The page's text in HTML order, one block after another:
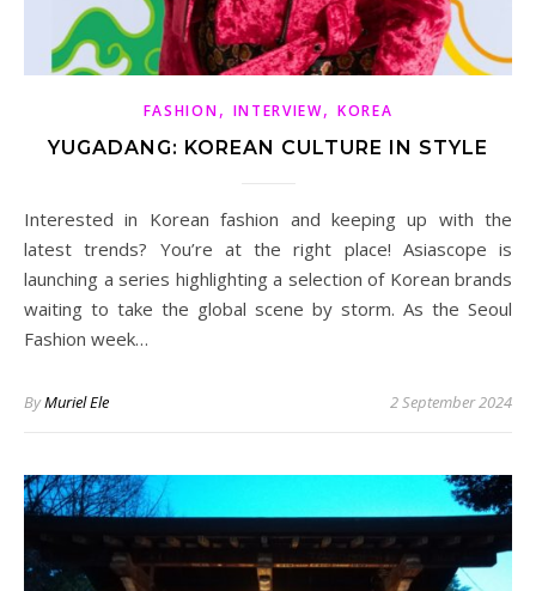
FASHION, INTERVIEW, KOREA
YUGADANG: KOREAN CULTURE IN STYLE
Interested in Korean fashion and keeping up with the
latest trends? You’re at the right place! Asiascope is
launching a series highlighting a selection of Korean brands
waiting to take the global scene by storm. As the Seoul
Fashion week…
ByMuriel Ele 2 September 2024